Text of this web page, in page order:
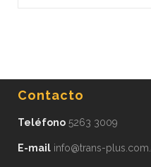
Contacto
Teléfono 5263 3009
E-mail info@trans-